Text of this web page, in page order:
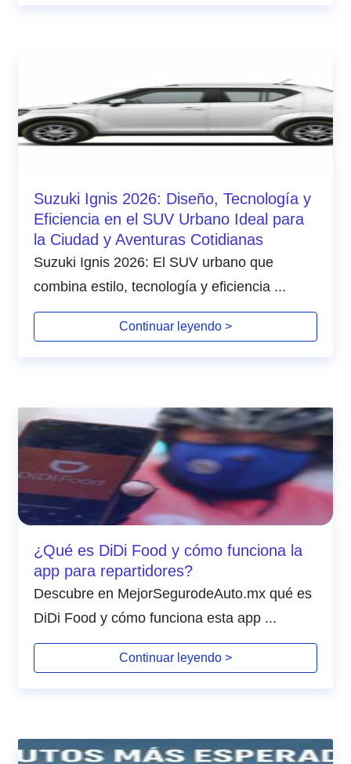
Suzuki Ignis 2026: Diseño, Tecnología y
Eficiencia en el SUV Urbano Ideal para
la Ciudad y Aventuras Cotidianas
Suzuki Ignis 2026: El SUV urbano que
combina estilo, tecnología y eficiencia ...
Continuar leyendo >
¿Qué es DiDi Food y cómo funciona la
app para repartidores?
Descubre en MejorSegurodeAuto.mx qué es
DiDi Food y cómo funciona esta app ...
Continuar leyendo >